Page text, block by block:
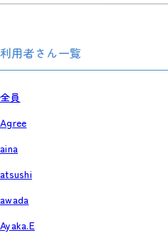
利用者さん一覧
全員
Agree
aina
atsushi
awada
Ayaka.E